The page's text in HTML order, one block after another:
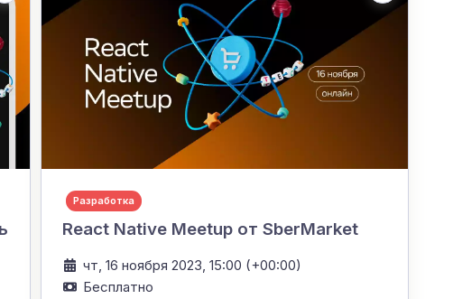
Разработка
React Native Meetup от SberMarket
чт, 16 ноября 2023, 15:00 (+00:00)
Бесплатно